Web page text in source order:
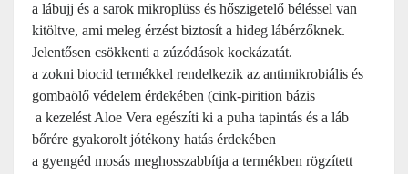
a lábujj és a sarok mikroplüss és hőszigetelő béléssel van
kitöltve, ami meleg érzést biztosít a hideg lábérzőknek.
Jelentősen csökkenti a zúzódások kockázatát.
a zokni biocid termékkel rendelkezik az antimikrobiális és
gombaölő védelem érdekében (cink-pirition bázis
a kezelést Aloe Vera egészíti ki a puha tapintás és a láb
bőrére gyakorolt ​​jótékony hatás érdekében
a gyengéd mosás meghosszabbítja a termékben rögzített